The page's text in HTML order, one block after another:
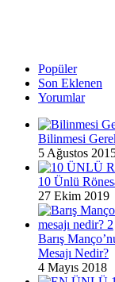
Popüler
Son Eklenen
Yorumlar
Bilinmesi
5 Ağustos
10 Ünlü
27 Ekim 2019
Barış
Mesajı Nedir?
4 Mayıs 2018